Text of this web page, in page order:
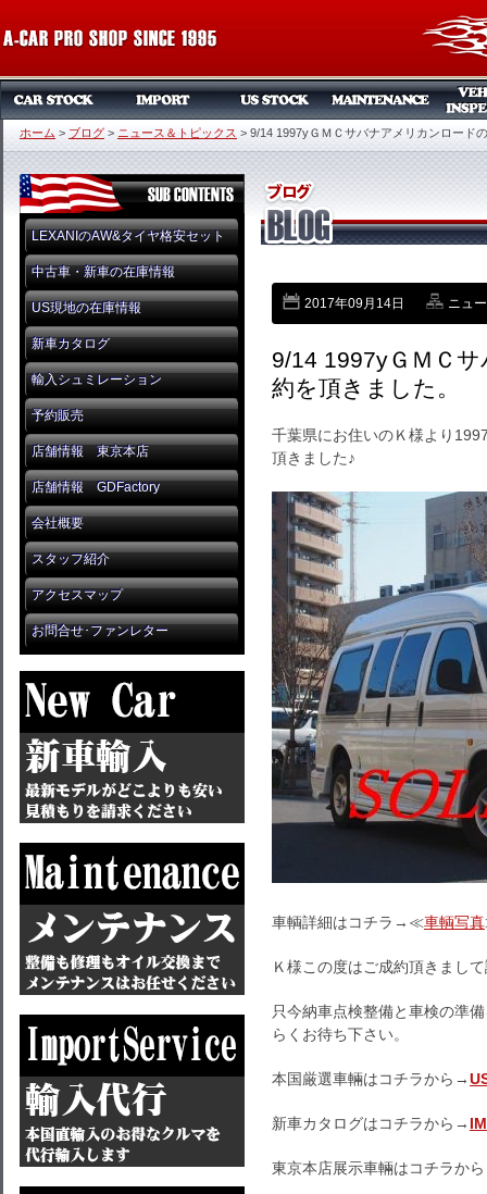
ホーム > ブログ > ニュース＆トピックス > 9/14 1997yＧＭＣサバナアメリカンロード
LEXANIのAW&タイヤ格安セット
中古車・新車の在庫情報
US現地の在庫情報
新車カタログ
輸入シュミレーション
予約販売
店舗情報 東京本店
店舗情報 GDFactory
会社概要
スタッフ紹介
アクセスマップ
お問合せ･ファンレター
2017年09月14日 ニュ
9/14 1997yＧＭＣ
約を頂きました。
千葉県にお住いのＫ様より
頂きました♪
車輌詳細はコチラ→≪車輌写真
Ｋ様この度はご成約頂きまし
只今納車点検整備と車検の準
らくお待ち下さい。
本国厳選車輛はコチラから→
新車カタログはコチラから→
東京本店展示車輛はコチラか